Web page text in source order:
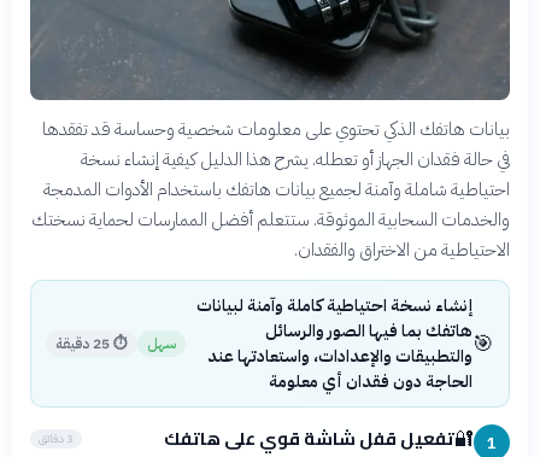
بيانات هاتفك الذكي تحتوي على معلومات شخصية وحساسة قد تفقدها
في حالة فقدان الجهاز أو تعطله. يشرح هذا الدليل كيفية إنشاء نسخة
احتياطية شاملة وآمنة لجميع بيانات هاتفك باستخدام الأدوات المدمجة
والخدمات السحابية الموثوقة. ستتعلم أفضل الممارسات لحماية نسختك
الاحتياطية من الاختراق والفقدان.
🎯
إنشاء نسخة احتياطية كاملة وآمنة لبيانات
هاتفك بما فيها الصور والرسائل
والتطبيقات والإعدادات، واستعادتها عند
الحاجة دون فقدان أي معلومة
سهل ⏱25 دقيقة
1
🔐تفعيل قفل شاشة قوي على هاتفك 3 دقائق